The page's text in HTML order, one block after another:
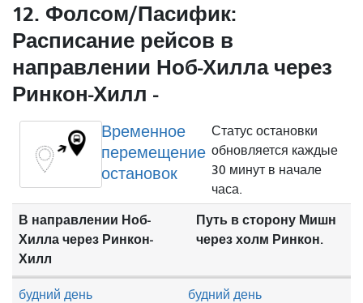
12. Фолсом/Пасифик:
Расписание рейсов в
направлении Ноб-Хилла через
Ринкон-Хилл -
Временное
перемещение
остановок
Статус остановки
обновляется каждые
30 минут в начале
часа.
В направлении Ноб-
Хилла через Ринкон-
Хилл
Путь в сторону Мишн
через холм Ринкон.
будний день будний день